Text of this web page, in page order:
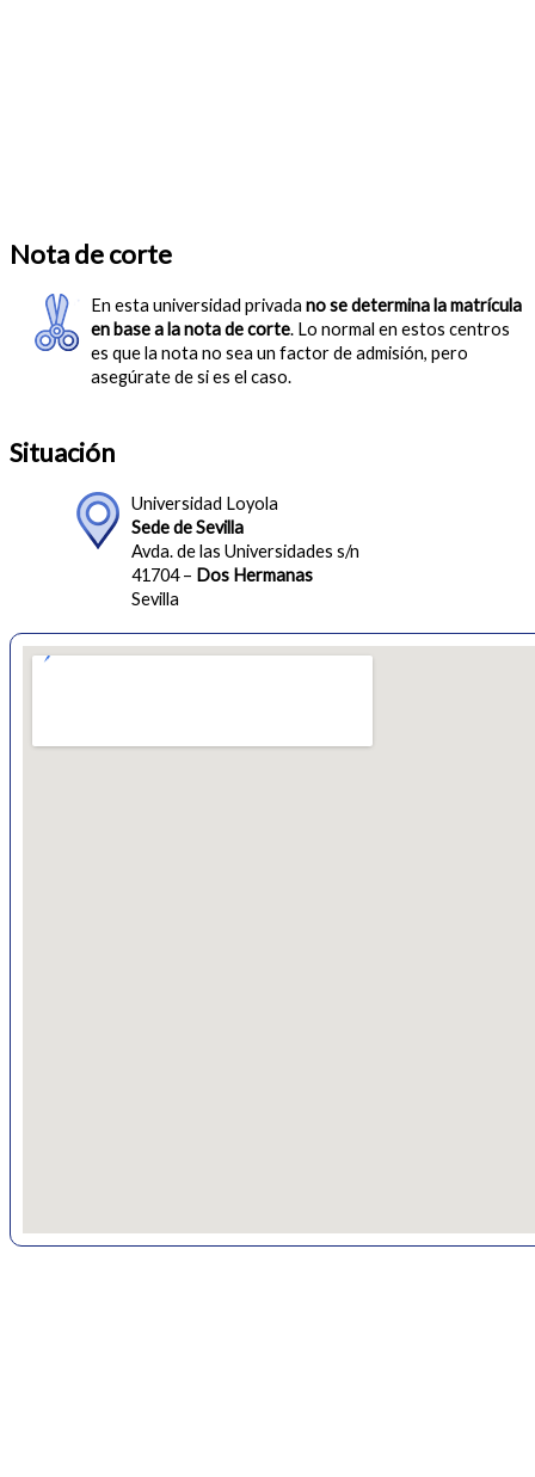
Nota de corte
En esta universidad privada no se determina la matrícula
en base a la nota de corte. Lo normal en estos centros
es que la nota no sea un factor de admisión, pero
asegúrate de si es el caso.
Situación
Universidad Loyola
Sede de Sevilla
Avda. de las Universidades s/n
41704 – Dos Hermanas
Sevilla